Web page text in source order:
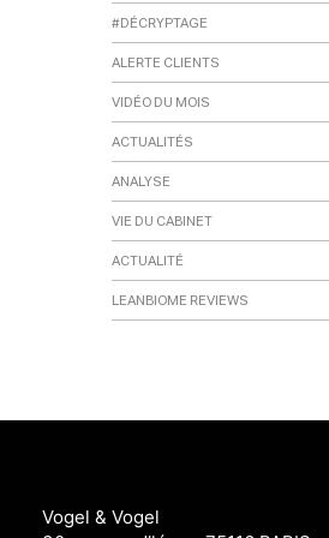
#DÉCRYPTAGE
ALERTE CLIENTS
VIDÉO DU MOIS
ACTUALITÉS
ANALYSE
VIE DU CABINET
ACTUALITÉ
LEANBIOME REVIEWS
Vogel & Vogel